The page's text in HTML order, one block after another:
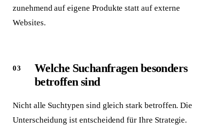
zunehmend auf eigene Produkte statt auf externe
Websites.
Welche Suchanfragen besonders
betroffen sind
Nicht alle Suchtypen sind gleich stark betroffen. Die
Unterscheidung ist entscheidend für Ihre Strategie.